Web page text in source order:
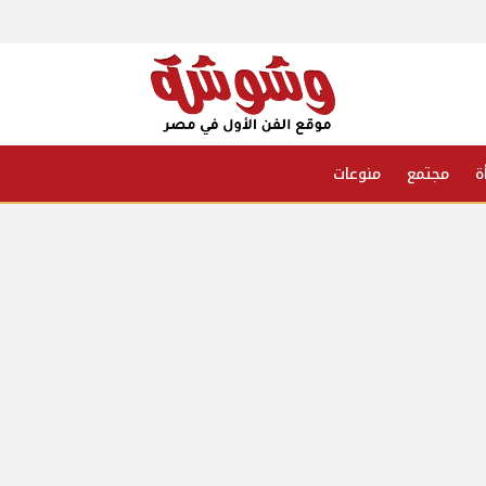
مجتمع منوعات